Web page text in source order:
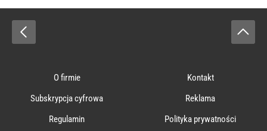
O firmie
Kontakt
Subskrypcja cyfrowa
Reklama
Regulamin
Polityka prywatności